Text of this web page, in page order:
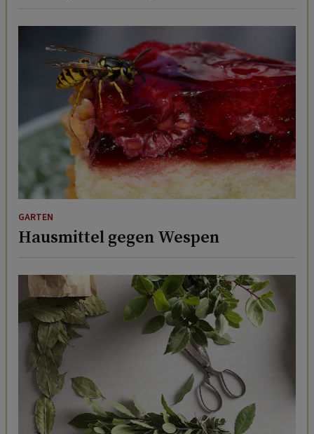
GARTEN
Hausmittel gegen Wespen